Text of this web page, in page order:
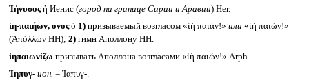
Ἰήνυσοςἡ Иенис (город на границе Сирии и Аравии) Her.
ἰη-παιήων, ονοςὁ 1)призываемый возгласом «ἰὴ παιάν!» или «ἰὴ παιών!»
(Ἀπόλλων HH); 2)гимн Аполлону HH.
ἰηπαιωνίζω призывать Аполлона возгласами «ἰὴ παιών!» Arph.
Ἰηπυγ- ион. = Ἰαπυγ-.